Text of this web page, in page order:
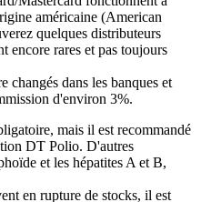
américaine (American
quelques distributeurs
encore rares et pas toujours
changés dans les banques et
d'environ 3%.
mais il est recommandé
DT Polio. D'autres
et les hépatites A et B,
en rupture de stocks, il est